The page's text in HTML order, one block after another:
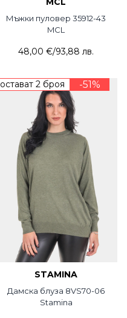
Мъжки пуловер 35912-43
MCL
48,00 €/93,88 лв.
остават 2 броя -51%
STAMINA
Дамска блуза 8VS70-06
Stamina